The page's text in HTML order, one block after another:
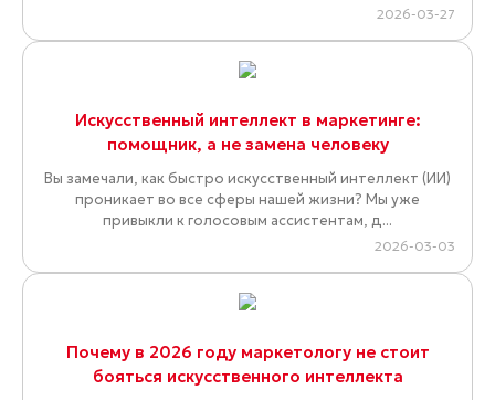
2026-03-27
Искусственный интеллект в маркетинге:
помощник, а не замена человеку
Вы замечали, как быстро искусственный интеллект (ИИ)
проникает во все сферы нашей жизни? Мы уже
привыкли к голосовым ассистентам, д...
2026-03-03
Почему в 2026 году маркетологу не стоит
бояться искусственного интеллекта